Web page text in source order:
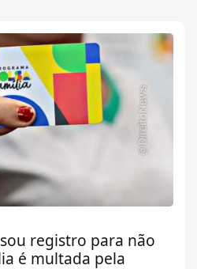
registro para não
é multada pela